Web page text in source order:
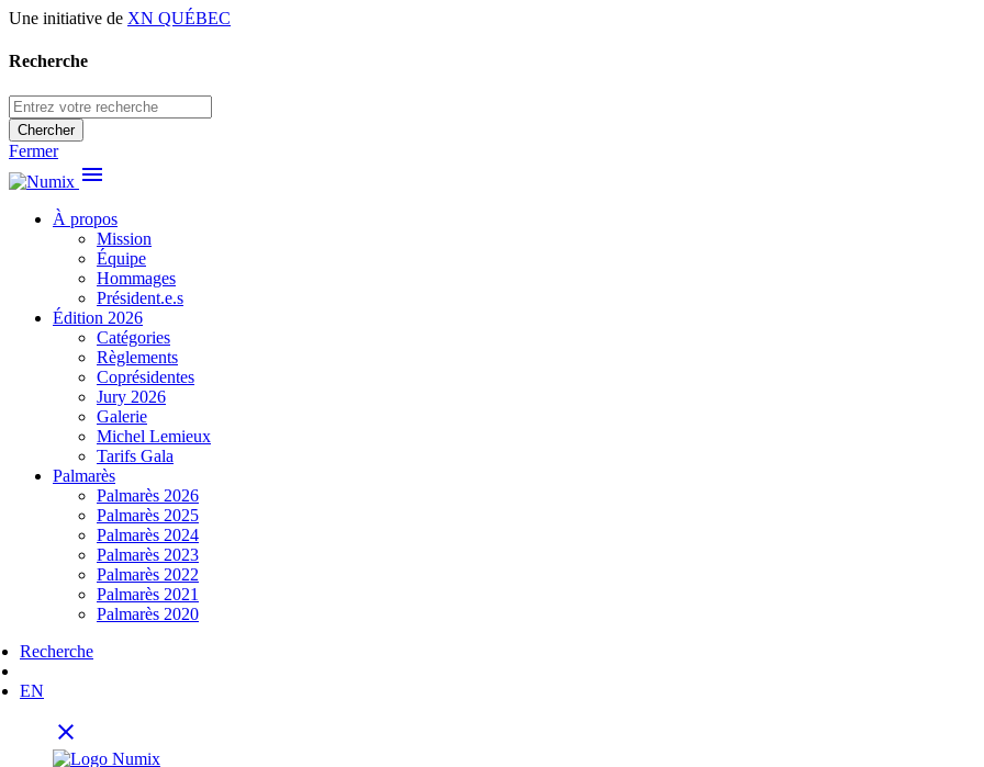
Une initiative de XN QUÉBEC
Recherche
Chercher
Fermer
menu
À propos
Mission
Équipe
Hommages
Président.e.s
Édition 2026
Catégories
Règlements
Coprésidentes
Jury 2026
Galerie
Michel Lemieux
Tarifs Gala
Palmarès
Palmarès 2026
Palmarès 2025
Palmarès 2024
Palmarès 2023
Palmarès 2022
Palmarès 2021
Palmarès 2020
Recherche
EN
close